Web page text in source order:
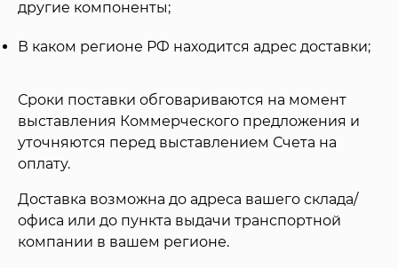
другие компоненты;
В каком регионе РФ находится адрес доставки;
Сроки поставки обговариваются на момент
выставления Коммерческого предложения и
уточняются перед выставлением Счета на
оплату.
Доставка возможна до адреса вашего склада/
офиса или до пункта выдачи транспортной
компании в вашем регионе.